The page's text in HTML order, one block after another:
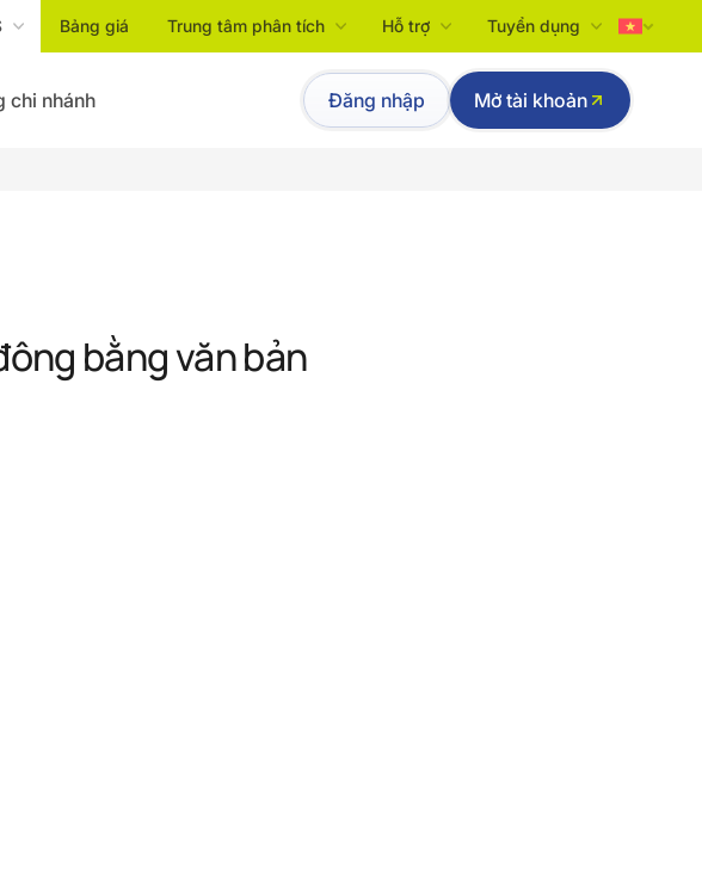
Bảng giá Trung tâm phân tích Hỗ trợ Tuyển dụng
Tiếng Việt
English
chi nhánh Đăng nhập Mở tài khoản
bằng văn bản